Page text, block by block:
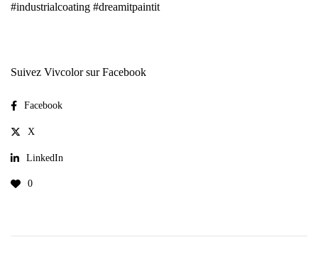
#industrialcoating #dreamitpaintit
Suivez Vivcolor sur Facebook
Facebook
X
LinkedIn
0